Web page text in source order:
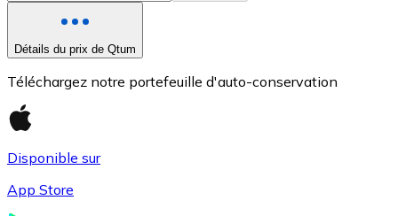
Détails du prix de Qtum
Téléchargez notre portefeuille d'auto-conservation
Disponible sur
App Store